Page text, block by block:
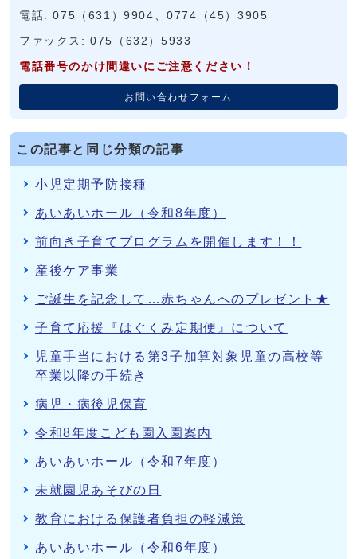
電話: 075（631）9904、0774（45）3905
ファックス: 075（632）5933
電話番号のかけ間違いにご注意ください！
お問い合わせフォーム
この記事と同じ分類の記事
小児定期予防接種
あいあいホール（令和8年度）
前向き子育てプログラムを開催します！！
産後ケア事業
ご誕生を記念して…赤ちゃんへのプレゼント★
子育て応援『はぐくみ定期便』について
児童手当における第3子加算対象児童の高校等
卒業以降の手続き
病児・病後児保育
令和8年度こども園入園案内
あいあいホール（令和7年度）
未就園児あそびの日
教育における保護者負担の軽減策
あいあいホール（令和6年度）